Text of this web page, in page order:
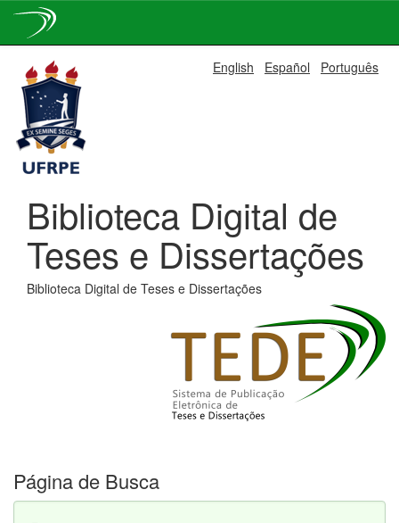
navigation
English Español Português
Biblioteca Digital de
Teses e Dissertações
Biblioteca Digital de Teses e Dissertações
Página de Busca